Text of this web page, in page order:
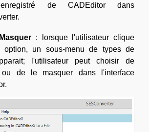
de CADEditor dans
: lorsque l'utilisateur clique
option, un sous-menu de types de
l'utilisateur peut choisir de
ou de le masquer dans l'interface